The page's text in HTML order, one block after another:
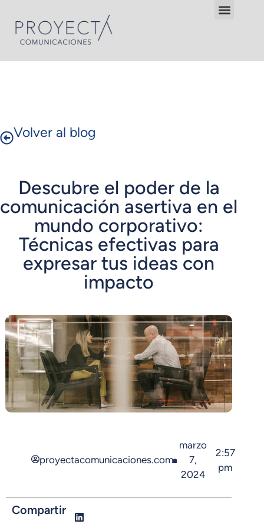
Volver al blog
Descubre el poder de la
comunicación asertiva en el
mundo corporativo:
Técnicas efectivas para
expresar tus ideas con
impacto
proyectacomunicaciones.com
marzo
7,
2024
2:57
pm
Compartir